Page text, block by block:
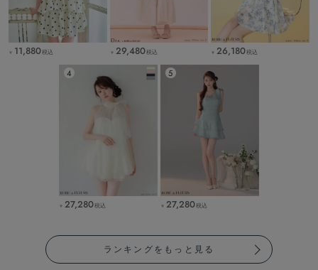
￥ 11,880税込 ￥ 29,480税込 ￥ 26,180税込
￥ 27,280税込 ￥ 27,280税込
ランキングをもっと見る